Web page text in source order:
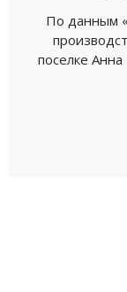
По данным
поселке